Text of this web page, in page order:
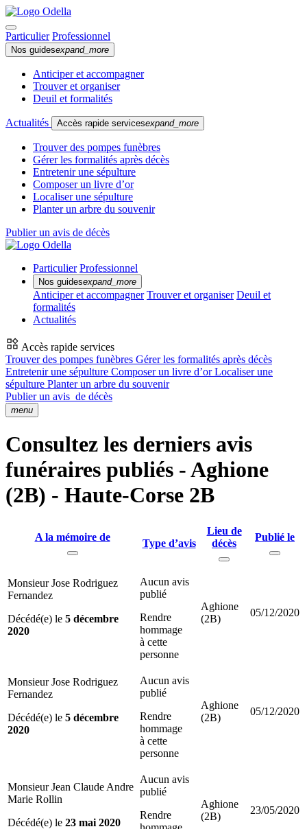
Particulier Professionnel
Nos guidesexpand_more
Anticiper et accompagner
Trouver et organiser
Deuil et formalités
Actualités Accès rapide servicesexpand_more
Trouver des pompes funèbres
Gérer les formalités après décès
Entretenir une sépulture
Composer un livre d’or
Localiser une sépulture
Planter un arbre du souvenir
Publier un avis de décès
Particulier Professionnel
Nos guidesexpand_more
Anticiper et accompagner Trouver et organiser Deuil et
formalités
Actualités
Accès rapide services
Trouver des pompes funèbres Gérer les formalités après décès
Entretenir une sépulture Composer un livre d’orLocaliser une
sépulture Planter un arbre du souvenir
Publier un avis de décès
menu
Consultez les derniers avis
funéraires publiés - Aghione
(2B) - Haute-Corse 2B
A la mémoire de
Type d’avis
Lieu de
décès
Publié le
Monsieur Jose Rodriguez
Fernandez
Décédé(e) le 5 décembre
2020
Aucun avis
publié
Rendre
hommage
à cette
personne
Aghione
(2B)
05/12/2020
Monsieur Jose Rodriguez
Fernandez
Décédé(e) le 5 décembre
2020
Aucun avis
publié
Rendre
hommage
à cette
personne
Aghione
(2B)
05/12/2020
Monsieur Jean Claude Andre
Marie Rollin
Décédé(e) le 23 mai 2020
Aucun avis
publié
Rendre
Aghione
(2B)
23/05/2020